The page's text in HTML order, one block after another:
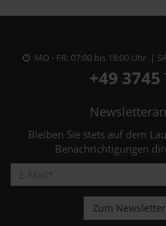
MO - FR: 07:00 bis 18:00 Uhr |
+49 3745
Bleiben Sie stets auf dem
Benachrichtigungen